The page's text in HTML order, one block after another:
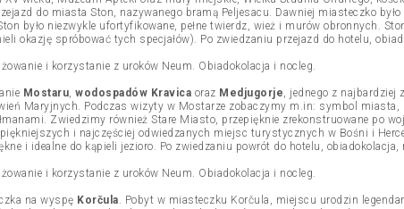
do miasta Ston, nazywanego bramą Peljesacu. Dawniej miasteczko
było niezwykle ufortyfikowane, pełne twierdz, wież i murów obronnych.
okazję spróbować tych specjałów). Po zwiedzaniu przejazd do hotelu,
i korzystanie z uroków Neum. Obiadokolacja i nocleg.
Mostaru, wodospadów Kravica oraz Medjugorje, jednego z najbardziej
Maryjnych. Podczas wizyty w Mostarze zobaczymy m.in: symbol
Zwiedzimy również Stare Miasto, przepięknie zrekonstruowane po
i najczęściej odwiedzanych miejsc turystycznych w Bośni i
i idealne do kąpieli jezioro. Po zwiedzaniu powrót do hotelu, obiadokolacja,
i korzystanie z uroków Neum. Obiadokolacja i nocleg.
na wyspę Korčula. Pobyt w miasteczku Korčula, miejscu urodzin